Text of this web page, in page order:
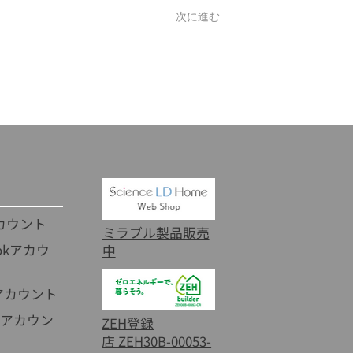
次に進む
ウント
アカウ
ウント
カウン
​ミラブル製品販売
中
ZEH登録
店 ZEH30B-00053-